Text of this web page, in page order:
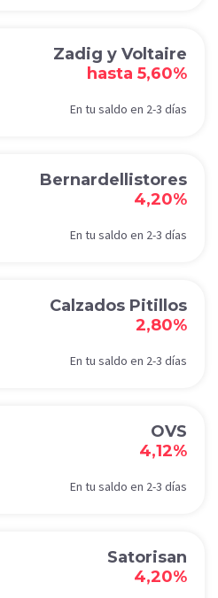
Zadig y Voltaire
hasta 5,60%
En tu saldo en 2-3 días
Bernardellistores
4,20%
En tu saldo en 2-3 días
Calzados Pitillos
2,80%
En tu saldo en 2-3 días
OVS
4,12%
En tu saldo en 2-3 días
Satorisan
4,20%